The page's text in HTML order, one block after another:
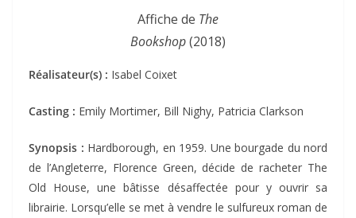
Affiche de The
Bookshop(2018)
Réalisateur(s) : Isabel Coixet
Casting : Emily Mortimer, Bill Nighy, Patricia Clarkson
Synopsis : Hardborough, en 1959. Une bourgade du nord
de l’Angleterre, Florence Green, décide de racheter The
Old House, une bâtisse désaffectée pour y ouvrir sa
librairie. Lorsqu’elle se met à vendre le sulfureux roman de